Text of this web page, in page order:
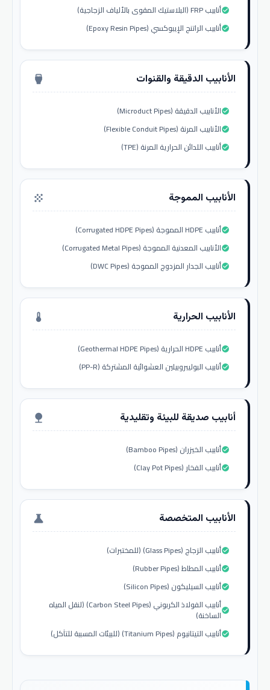
أنابيب FRP (البلاستيك المقوى بالألياف الزجاجية)check_circle
أنابيب الراتنج الإيبوكسي (Epoxy Resin Pipes)check_circle
الأنابيب الدقيقة والقنوات settings_input_hdmi
الأنابيب الدقيقة (Microduct Pipes)check_circle
الأنابيب المرنة (Flexible Conduit Pipes)check_circle
أنابيب اللدائن الحرارية المرنة (TPE)check_circle
الأنابيب المموجة grain
أنابيب HDPE المموجة (Corrugated HDPE Pipes)check_circle
الأنابيب المعدنية المموجة (Corrugated Metal Pipes)check_circle
أنابيب الجدار المزدوج المموجة (DWC Pipes)check_circle
الأنابيب الحرارية thermostat
أنابيب HDPE الحرارية (Geothermal HDPE Pipes)check_circle
أنابيب البوليبروبيلين العشوائية المشتركة (PP-R)check_circle
أنابيب صديقة للبيئة وتقليدية nature
أنابيب الخيزران (Bamboo Pipes)check_circle
أنابيب الفخار (Clay Pot Pipes)check_circle
الأنابيب المتخصصة science
أنابيب الزجاج (Glass Pipes) (للمختبرات)check_circle
أنابيب المطاط (Rubber Pipes)check_circle
أنابيب السيليكون (Silicon Pipes)check_circle
أنابيب الفولاذ الكربوني (Carbon Steel Pipes) (لنقل المياه
الساخنة)check_circle
أنابيب التيتانيوم (Titanium Pipes) (للبيئات المسببة للتآكل)check_circle